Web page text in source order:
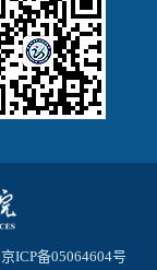
京ICP备05064604号